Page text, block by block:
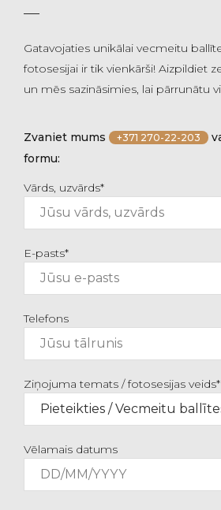
Gatavojaties unikālai vecmeitu
fotosesijai ir tik vienkārši! Aizpildiet
un mēs sazināsimies, lai pārrunātu
Zvaniet mums +371 270-22-203
formu:
Vārds, uzvārds*
E-pasts*
Telefons
Ziņojuma temats / fotosesijas veids*
Vēlamais datums